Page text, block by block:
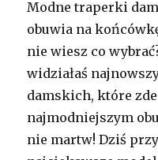
Modne traperki
obuwia na
nie wiesz co
widziałaś
damskich, które
najmodniejszym
nie martw! Dziś